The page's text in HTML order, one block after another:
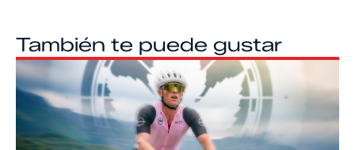
También te puede gustar